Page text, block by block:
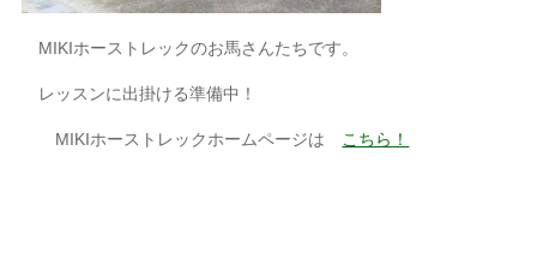
MIKIホーストレックのお馬さんたちです。
レッスンに出掛ける準備中！
MIKIホーストレックホームページは こちら！